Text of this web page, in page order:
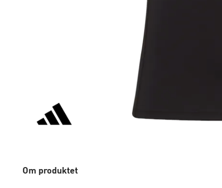
Om produktet